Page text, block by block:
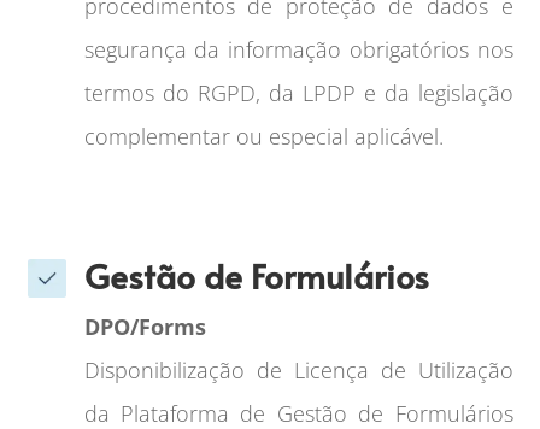
procedimentos de proteção de dados e
segurança da informação obrigatórios nos
termos do RGPD, da LPDP e da legislação
complementar ou especial aplicável.
Gestão de Formulários
DPO/Forms
Disponibilização de Licença de Utilização
da Plataforma de Gestão de Formulários